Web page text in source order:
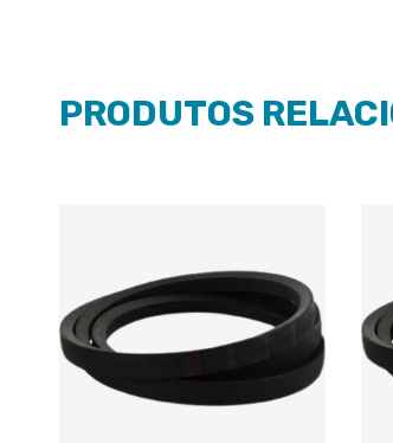
PRODUTOS